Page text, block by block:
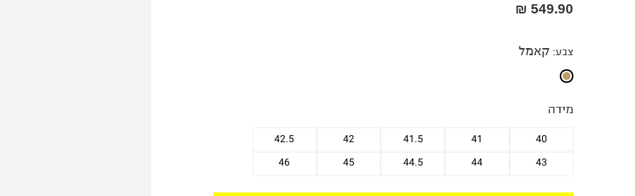
549.90 ₪
צבע: קאמל
מידה
40
41
41.5
42
42.5
43
44
44.5
45
46